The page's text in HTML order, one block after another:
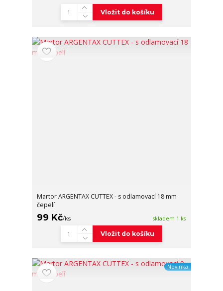
Vložit do košíku
Martor ARGENTAX CUTTEX - s odlamovací 18 mm
čepelí
99 Kč/ks skladem 1 ks
Vložit do košíku
Novinka